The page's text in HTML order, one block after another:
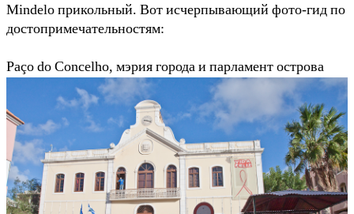
Mindelo прикольный. Вот исчерпывающий фото-гид по
достопримечательностям:
Paço do Concelho, мэрия города и парламент острова